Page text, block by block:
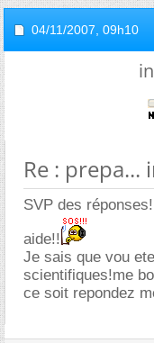
04/11/2007, 09h10
Re : prepa...
SVP des
aide!!
Je sais que vou
scientifiques!me
ce soit repondez